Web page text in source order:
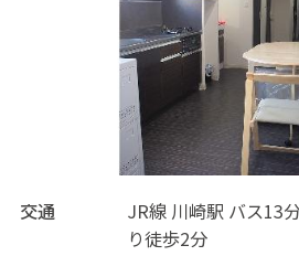
交通
JR線 川崎駅 バス13
り徒歩2分